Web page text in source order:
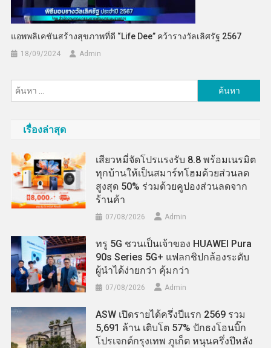
แอพพลิเคชันสร้างสุขภาพที่ดี “Life Dee” คว้ารางวัลเลิศรัฐ 2567
18/09/2024 Admin
สำหรับ:
เรื่องล่าสุด
เสียวหมี่จัดโปรแรงรับ 8.8 พร้อมเนรมิต
ทุกบ้านให้เป็นสมาร์ทโฮมด้วยส่วนลด
สูงสุด 50% ร่วมด้วยคูปองส่วนลดจาก
ร้านค้า
07/08/2026 Admin
ทรู 5G ชวนเป็นเจ้าของ HUAWEI Pura
90s Series 5G+ แฟลกชิปกล้องระดับ
ผู้นำได้ง่ายกว่า คุ้มกว่า
07/08/2026 Admin
ASW เปิดรายได้ครึ่งปีแรก 2569 รวม
5,691 ล้าน เติบโต 57% ปักธงโอนบิ๊ก
โปรเจกต์กรุงเทพ ภูเก็ต หนุนครึ่งปีหลัง